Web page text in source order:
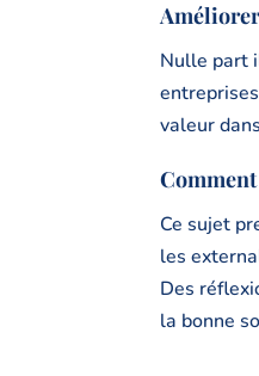
Nulle part
valeur
Ce sujet
les
Des
la bonne